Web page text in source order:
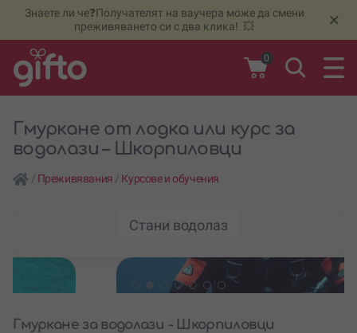
Знаете ли че❓Получателят на ваучера може да смени
преживяването си с два клика! 💥
×
0
Гмуркане от лодка или курс за
водолази – Шкорпиловци
/ Преживявания / Курсове и обучения
Стани водолаз
Гмуркане за водолази - Шкорпиловци